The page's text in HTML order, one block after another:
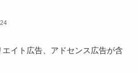
イト広告、アドセンス広告が含